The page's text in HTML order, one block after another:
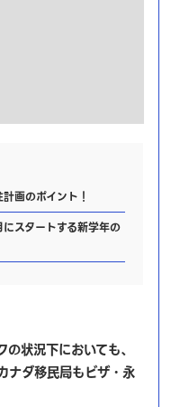
画のポイント！
スタートする新学年の
状況下においても、
ナダ移民局もビザ・永